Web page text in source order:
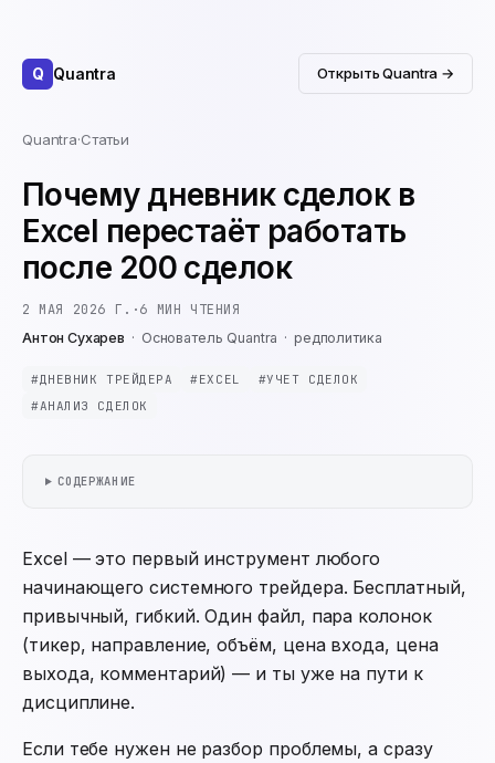
Q Quantra Открыть Quantra →
Quantra·Статьи
Почему дневник сделок в
Excel перестаёт работать
после 200 сделок
2 МАЯ 2026 Г. ·6 МИН ЧТЕНИЯ
Антон Сухарев · Основатель Quantra · редполитика
#ДНЕВНИК ТРЕЙДЕРА #EXCEL #УЧЕТ СДЕЛОК
#АНАЛИЗ СДЕЛОК
СОДЕРЖАНИЕ
Excel — это первый инструмент любого
начинающего системного трейдера. Бесплатный,
привычный, гибкий. Один файл, пара колонок
(тикер, направление, объём, цена входа, цена
выхода, комментарий) — и ты уже на пути к
дисциплине.
Если тебе нужен не разбор проблемы, а сразу